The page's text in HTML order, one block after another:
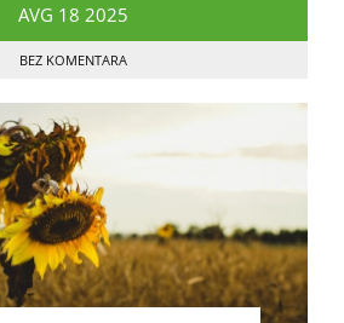
AVG 18 2025
BEZ KOMENTARA